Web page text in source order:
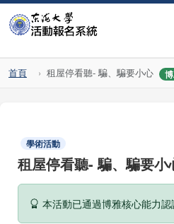
首頁 租屋停看聽- 騙、騙要小心
學術活動
租屋停看聽- 騙、騙要小
本活動已通過博雅核心能力認